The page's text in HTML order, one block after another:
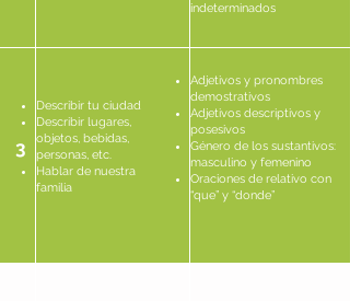
indeterminados
3
Describir tu ciudad
Describir lugares,
objetos, bebidas,
personas, etc.
Hablar de nuestra
familia
Adjetivos y pronombres
demostrativos
Adjetivos descriptivos y
posesivos
Género de los sustantivos:
masculino y femenino
Oraciones de relativo con
“que” y “donde”